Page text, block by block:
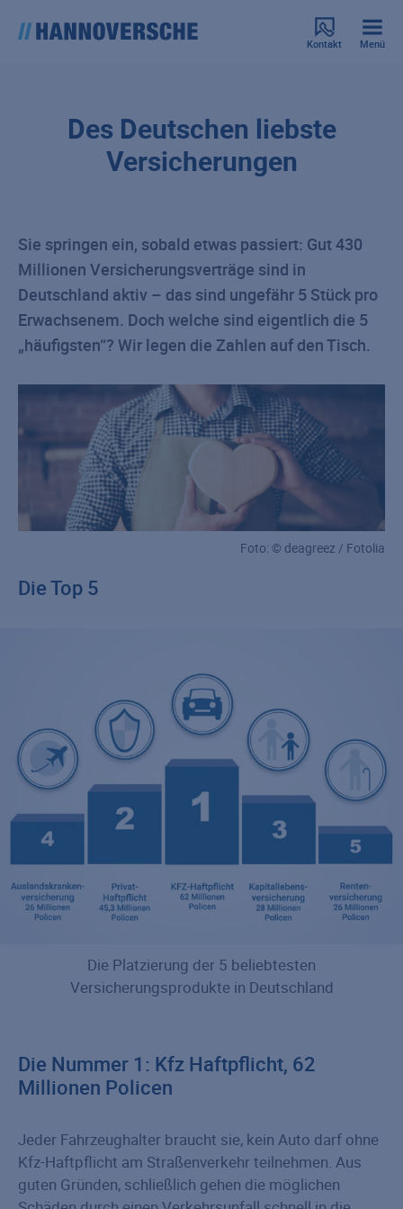
Kontakt Menü
Des Deutschen liebste
Versicherungen
Sie springen ein, sobald etwas passiert: Gut 430
Millionen Versicherungsverträge sind in
Deutschland aktiv – das sind ungefähr 5 Stück pro
Erwachsenem. Doch welche sind eigentlich die 5
„häufigsten“? Wir legen die Zahlen auf den Tisch.
Foto: © deagreez / Fotolia
Die Top 5
Die Platzierung der 5 beliebtesten
Versicherungsprodukte in Deutschland
Die Nummer 1: Kfz Haftpflicht, 62
Millionen Policen
Jeder Fahrzeughalter braucht sie, kein Auto darf ohne
Kfz-Haftpflicht am Straßenverkehr teilnehmen. Aus
guten Gründen, schließlich gehen die möglichen